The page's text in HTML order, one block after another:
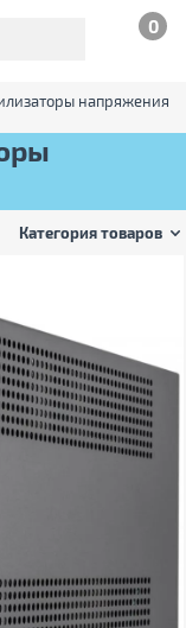
0
напряжения
Категория товаров